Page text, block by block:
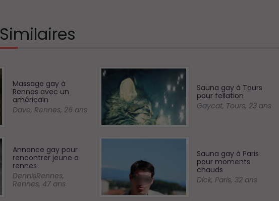
Similaires
Massage gay à
Rennes avec un
américain
Dave, Rennes, 26 ans
Sauna gay à Tours
pour fellation
Gaycat, Tours, 23 ans
Annonce gay pour
rencontrer jeune a
rennes
DennisRennes,
Rennes, 47 ans
Sauna gay à Paris
pour moments
chauds
Dick, Paris, 32 ans